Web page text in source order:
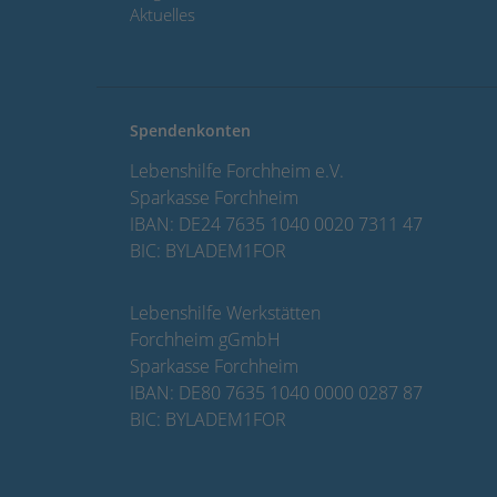
Aktuelles
Spendenkonten
Lebenshilfe Forchheim e.V.
Sparkasse Forchheim
IBAN: DE24 7635 1040 0020 7311 47
BIC: BYLADEM1FOR
Lebenshilfe Werkstätten
Forchheim gGmbH
Sparkasse Forchheim
IBAN: DE80 7635 1040 0000 0287 87
BIC: BYLADEM1FOR